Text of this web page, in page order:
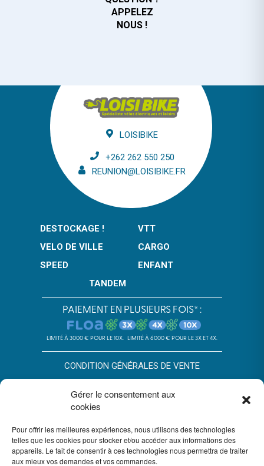
Gérer le consentement aux
cookies
Pour offrir les meilleures expériences, nous utilisons des technologies
telles que les cookies pour stocker et/ou accéder aux informations des
appareils. Le fait de consentir à ces technologies nous permettra de traiter
aux mieux vos demandes et vos commandes.
APPELEZ
NOUS !
LOISIBIKE
+262 262 550 250
REUNION@LOISIBIKE.FR
DESTOCKAGE !
VTT
VELO DE VILLE
CARGO
SPEED
ENFANT
TANDEM
PAIEMENT EN PLUSIEURS FOIS* :
LIMITÉ À 3000 € POUR LE 10X. LIMITÉ À 6000 € POUR LE 3X ET 4X.
CONDITION GÉNÉRALES DE VENTE
*SOUS RÉSERVE D’ACCEPTATION DU DOSSIER PAR FLOA. SA AU
IMMEUBLE G7, 71 RUE LUCIEN FAURE 33300 BORDEAUX,
ENREGISTRÉE À L’ORIAS SOUS LE N°07028160. SOUMISE AU
CONTRÔLE DE L’AUTORITÉ DE CONTRÔLE PRUDENTIEL ET DE
RÉSOLUTION, 4 PLACE DE BUDAPEST CS 92459, 75436 PARIS.
VOUS DISPOSEZ DU DÉLAI LÉGAL DE RÉTRACTATION. VOIR